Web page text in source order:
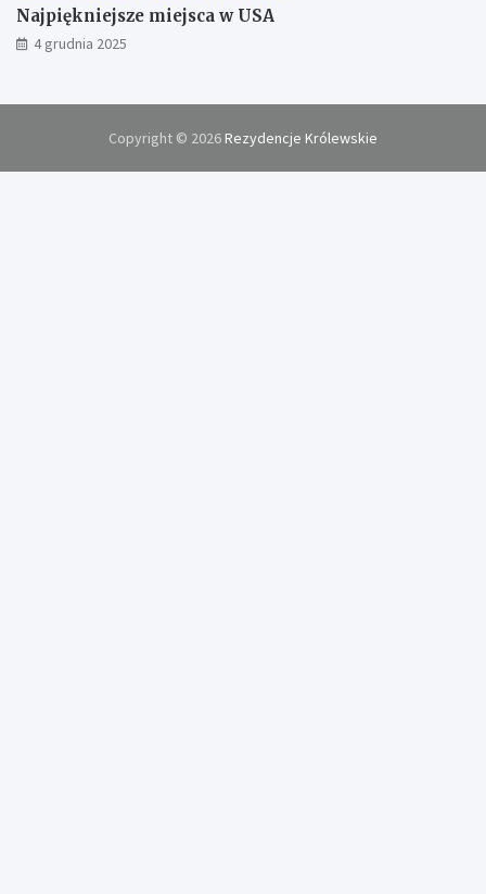
Najpiękniejsze miejsca w USA
4 grudnia 2025
Copyright © 2026Rezydencje Królewskie